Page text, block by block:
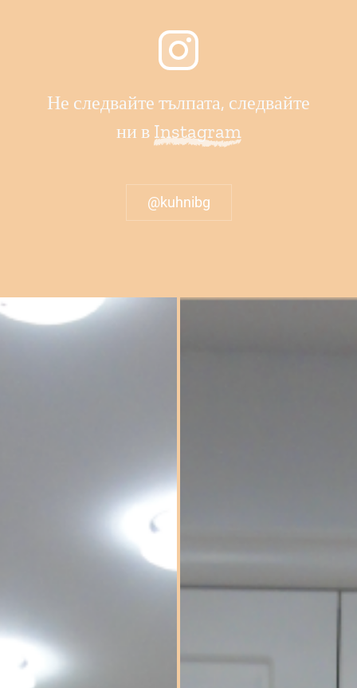
Не следвайте тълпата, следвайте
ни в Instagram
@kuhnibg